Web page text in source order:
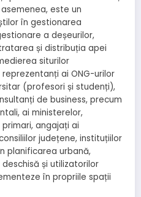
este un
în gestionarea
a deșeurilor,
și distribuția apei
siturilor
ai ONG-urilor
(profesori și studenți),
de business, precum
ai ministerelor,
angajați ai
județene, instituțiilor
planificarea urbană,
și utilizatorilor
în propriile spații